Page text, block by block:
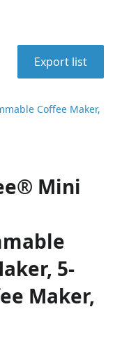
Export list
Coffee Maker,
Mini
5-
Maker,